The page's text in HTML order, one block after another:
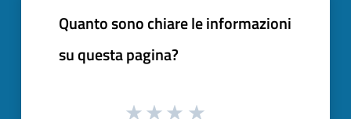
Quanto sono chiare le informazioni
su questa pagina?